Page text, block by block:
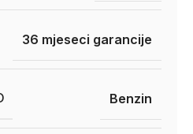
36 mjeseci garancije
Benzin